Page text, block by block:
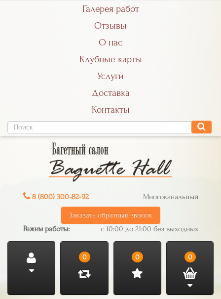
Галерея работ
Отзывы
О нас
Клубные карты
Услуги
Доставка
Контакты
8 (800) 300-82-92 Многоканальный
Заказать обратный звонок
Режим работы: с 10:00 до 21:00 без выходных
0 0 0